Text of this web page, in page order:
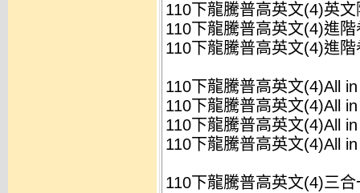
110下龍騰普高英文(4)英
110下龍騰普高英文(4)進
110下龍騰普高英文(4)進
110下龍騰普高英文(4)All
110下龍騰普高英文(4)All
110下龍騰普高英文(4)All
110下龍騰普高英文(4)All
110下龍騰普高英文(4)三